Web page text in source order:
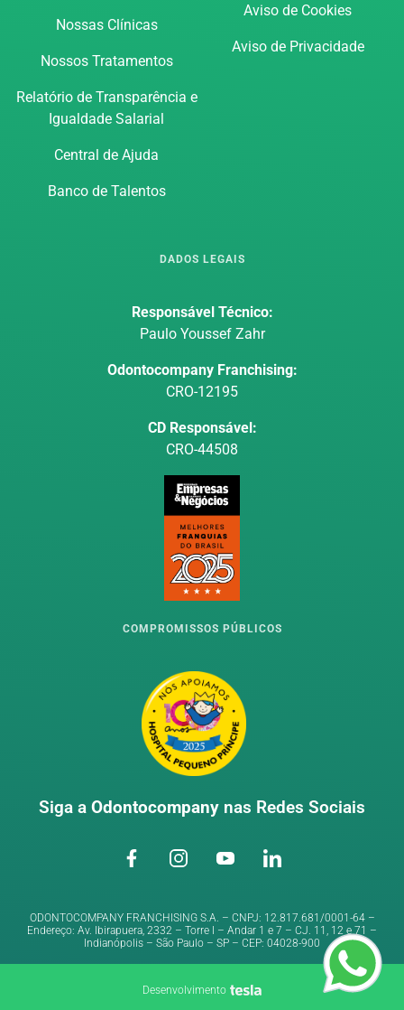
Nossas Clínicas
Nossos Tratamentos
Relatório de Transparência e
Igualdade Salarial
Central de Ajuda
Banco de Talentos
Aviso de Cookies
Aviso de Privacidade
DADOS LEGAIS
Responsável Técnico:
Paulo Youssef Zahr
Odontocompany Franchising:
CRO-12195
CD Responsável:
CRO-44508
COMPROMISSOS PÚBLICOS
Siga a Odontocompany nas Redes Sociais
ODONTOCOMPANY FRANCHISING S.A. – CNPJ: 12.817.681/0001-64 –
Endereço: Av. Ibirapuera, 2332 – Torre I – Andar 1 e 7 – CJ. 11, 12 e 71 –
Indianópolis – São Paulo – SP – CEP: 04028-900
Desenvolvimento